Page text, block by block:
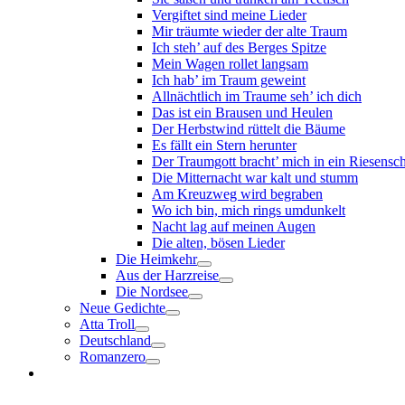
Vergiftet sind meine Lieder
Mir träumte wieder der alte Traum
Ich steh’ auf des Berges Spitze
Mein Wagen rollet langsam
Ich hab’ im Traum geweint
Allnächtlich im Traume seh’ ich dich
Das ist ein Brausen und Heulen
Der Herbstwind rüttelt die Bäume
Es fällt ein Stern herunter
Der Traumgott bracht’ mich in ein
Die Mitternacht war kalt und stumm
Am Kreuzweg wird begraben
Wo ich bin, mich rings umdunkelt
Nacht lag auf meinen Augen
Die alten, bösen Lieder
Die Heimkehr
Aus der Harzreise
Die Nordsee
Neue Gedichte
Atta Troll
Deutschland
Romanzero